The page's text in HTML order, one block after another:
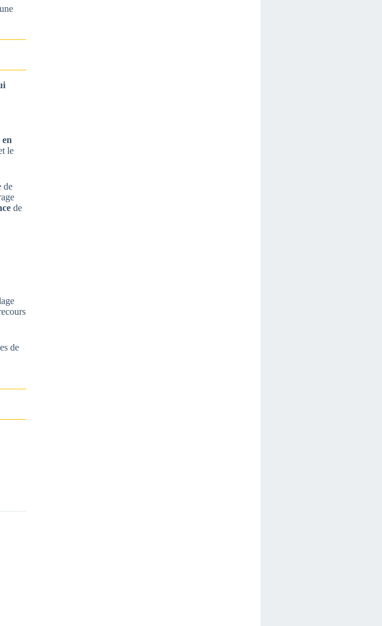
en
le
de
de
de